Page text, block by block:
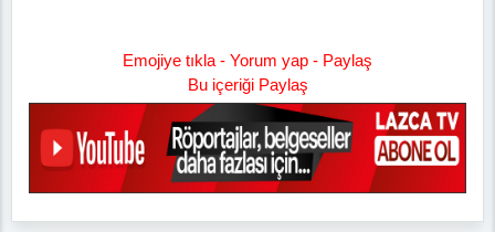
Emojiye tıkla - Yorum yap - Paylaş
Bu içeriği Paylaş